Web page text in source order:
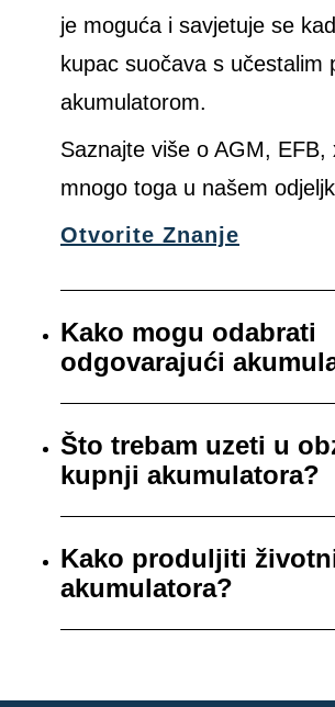
je moguća i savjetuje se
kupac suočava s učestalim
akumulatorom.
Saznajte više o AGM, EFB,
mnogo toga u našem
Otvorite Znanje
Kako mogu odabrati
odgovarajući
Što trebam uzeti u
kupnji akumulatora?
Kako produljiti
akumulatora?